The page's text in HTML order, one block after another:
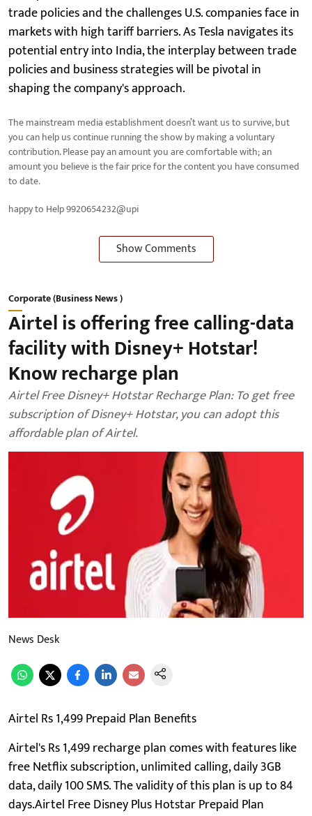
trade policies and the challenges U.S. companies face in
markets with high tariff barriers. As Tesla navigates its
potential entry into India, the interplay between trade
policies and business strategies will be pivotal in
shaping the company's approach.
The mainstream media establishment doesn’t want us to survive, but
you can help us continue running the show by making a voluntary
contribution. Please pay an amount you are comfortable with; an
amount you believe is the fair price for the content you have consumed
to date.
happy to Help 9920654232@upi
Show Comments
Corporate (Business News )
Airtel is offering free calling-data
facility with Disney+ Hotstar!
Know recharge plan
Airtel Free Disney+ Hotstar Recharge Plan: To get free
subscription of Disney+ Hotstar, you can adopt this
affordable plan of Airtel.
News Desk
Airtel Rs 1,499 Prepaid Plan Benefits
Airtel's Rs 1,499 recharge plan comes with features like
free Netflix subscription, unlimited calling, daily 3GB
data, daily 100 SMS. The validity of this plan is up to 84
days.Airtel Free Disney Plus Hotstar Prepaid Plan